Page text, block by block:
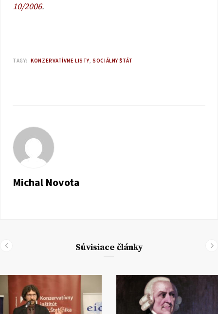
10/2006.
TAGY: KONZERVATÍVNE LISTY SOCIÁLNY ŠTÁT
Michal Novota
Súvisiace články